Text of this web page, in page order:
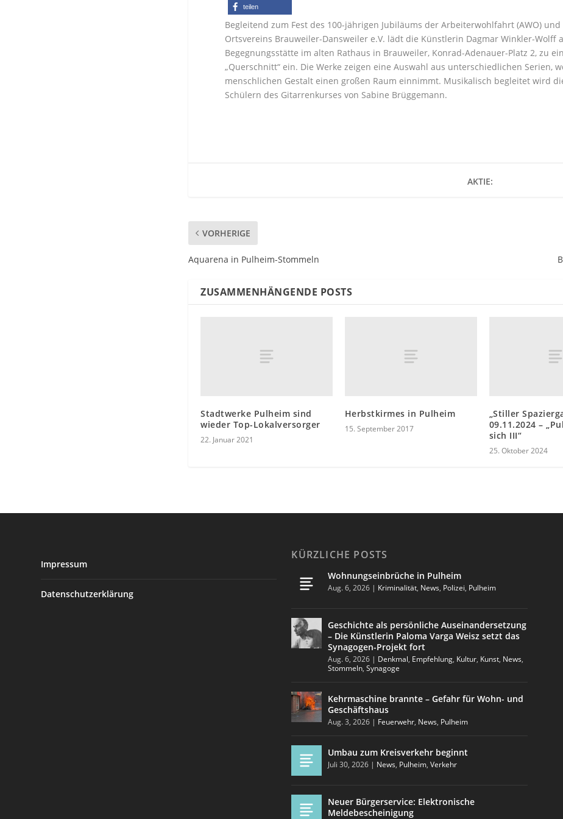
teilen
Begleitend zum Fest des 100-jährigen Jubiläums der Arbeiterwohlfahrt (AWO)
Ortsvereins Brauweiler-Dansweiler e.V. lädt die Künstlerin Dagmar Winkler-Wolff
Begegnungsstätte im alten Rathaus in Brauweiler, Konrad-Adenauer-Platz 2, zu
„Querschnitt“ ein. Die Werke zeigen eine Auswahl aus unterschiedlichen Serien,
menschlichen Gestalt einen großen Raum einnimmt. Musikalisch begleitet wird
Schülern des Gitarrenkurses von Sabine Brüggemann.
AKTIE:
VORHERIGE
Aquarena in Pulheim-Stommeln
ZUSAMMENHÄNGENDE POSTS
Stadtwerke Pulheim sind
wieder Top-Lokalversorger
22. Januar 2021
Herbstkirmes in Pulheim
15. September 2017
„Stiller
09.11.2024 –
sich III“
25. Oktober 2024
Impressum
Datenschutzerklärung
KÜRZLICHE POSTS
Wohnungseinbrüche in Pulheim
Aug. 6, 2026 | Kriminalität, News, Polizei, Pulheim
Geschichte als persönliche Auseinandersetzung
– Die Künstlerin Paloma Varga Weisz setzt das
Synagogen-Projekt fort
Aug. 6, 2026 | Denkmal, Empfehlung, Kultur, Kunst, News,
Stommeln,Synagoge
Kehrmaschine brannte – Gefahr für Wohn- und
Geschäftshaus
Aug. 3, 2026 | Feuerwehr, News, Pulheim
Umbau zum Kreisverkehr beginnt
Juli 30, 2026 | News, Pulheim,Verkehr
Neuer Bürgerservice: Elektronische
Meldebescheinigung